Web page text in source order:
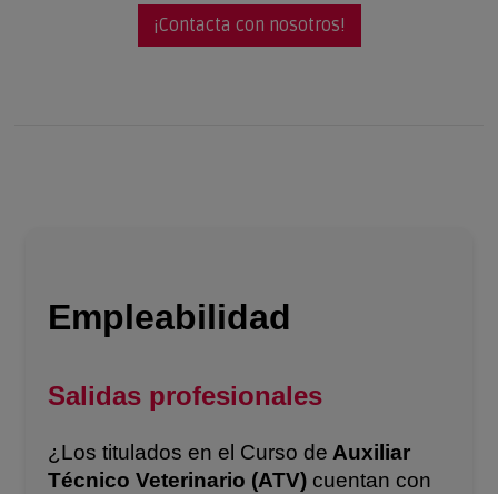
¡Contacta con nosotros!
Empleabilidad
Salidas profesionales
¿Los titulados en el Curso de Auxiliar
Técnico Veterinario (ATV) cuentan con